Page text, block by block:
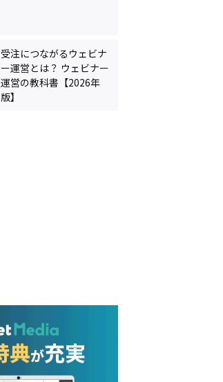
受注につながるウェビナ
ー運営とは？ ウェビナー
運営の教科書【2026年
版】